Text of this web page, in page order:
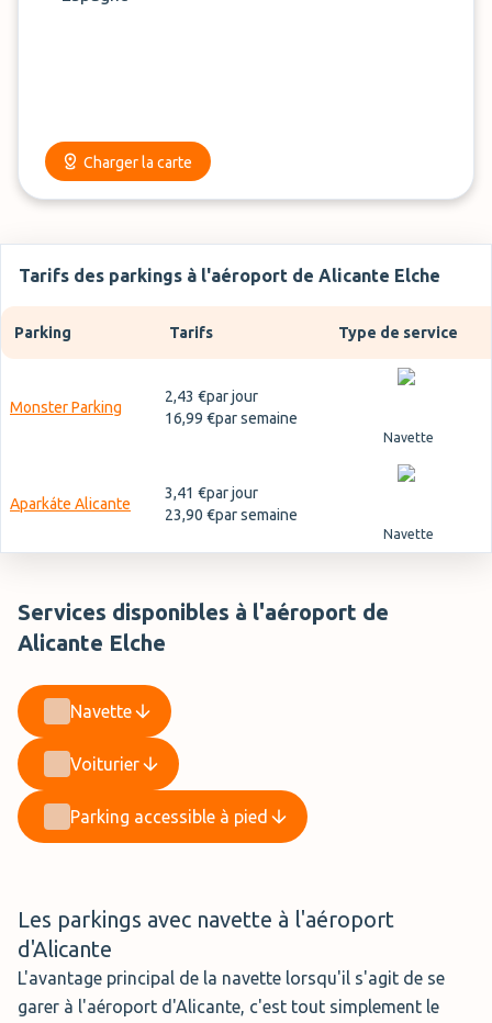
Charger la carte
Tarifs des parkings à l'aéroport de Alicante Elche
Parking Tarifs Type de service
Monster Parking
2,43 €par jour
16,99 €par semaine
Navette
Aparkáte Alicante
3,41 €par jour
23,90 €par semaine
Navette
Services disponibles à l'aéroport de
Alicante Elche
Navette
Voiturier
Parking accessible à pied
Les parkings avec navette à l'aéroport
d'Alicante
L'avantage principal de la navette lorsqu'il s'agit de se
garer à l'aéroport d'Alicante, c'est tout simplement le